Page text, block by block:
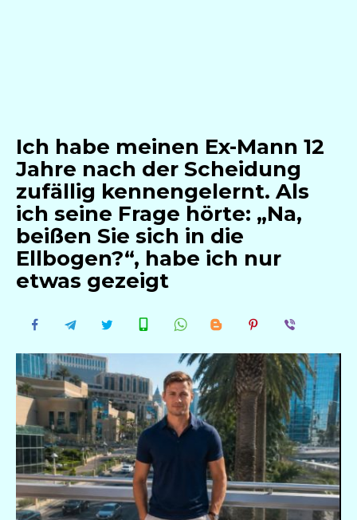
Ich habe meinen Ex-Mann 12
Jahre nach der Scheidung
zufällig kennengelernt. Als
ich seine Frage hörte: „Na,
beißen Sie sich in die
Ellbogen?“, habe ich nur
etwas gezeigt